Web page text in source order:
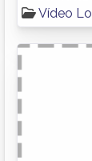
Vídeo